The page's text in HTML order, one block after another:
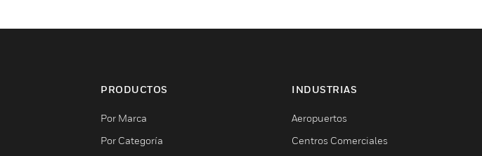
PRODUCTOS
Por Marca
Por Categoría
INDUSTRIAS
Aeropuertos
Centros Comerciales